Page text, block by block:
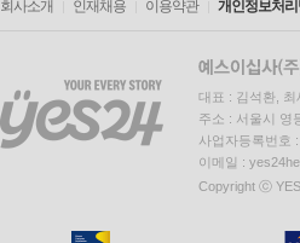
회사소개 인재채용 이용약관 개인정보처리
대표 : 김석환, 최
주소 : 서울시 영
사업자등록번호
이메일 :
Copyright ⓒ